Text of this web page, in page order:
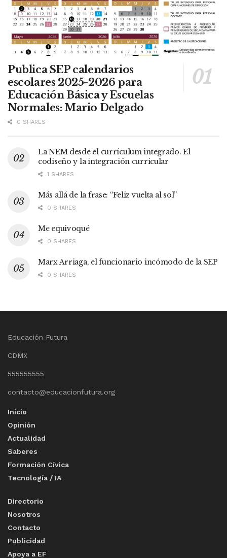
Publica SEP calendarios
escolares 2025-2026 para
Educación Básica y Escuelas
Normales: Mario Delgado
0 SHARES
La NEM desde el currículum integrado. El
codiseño y la integración curricular
1 SHARES
Más allá de la frase: “Feliz vuelta al sol”
0 SHARES
Me equivoqué
0 SHARES
Marx Arriaga, el funcionario incómodo de la SEP
0 SHARES
Educación Futura
CDMX
555555555
contacto@educacionfutura.org
Inicio
Opinión
Actualidad
Saberes
Formación Cívica
Tecnología / IA
Directorio
Nosotros
Contacto
Publicidad
Apoya a EF